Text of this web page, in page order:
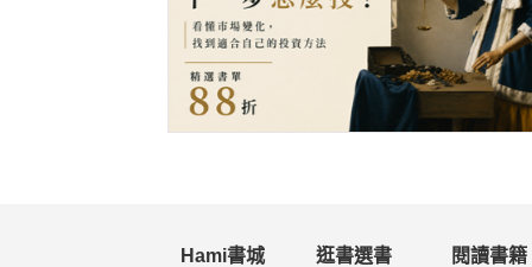
Hami書城 逛書選書 閱讀書籍